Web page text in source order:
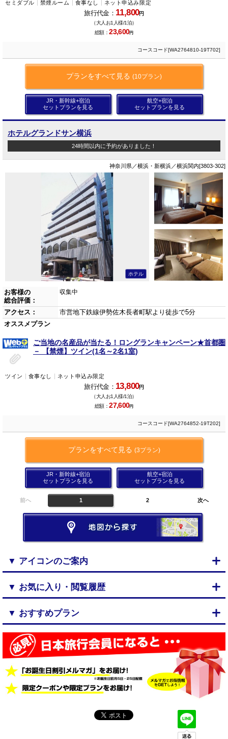
セミダブル 禁煙ルーム 食事なし ネット申込み限定
旅行代金： 11,800円
（大人お1人様/1泊）
総額：23,600円
コースコード[WA2764810-19T702]
プランをすべて見る (10プラン)
JR・新幹線+宿泊
セットプランを見る
航空+宿泊
セットプランを見る
ホテルグランドサン横浜
24時間以内に予約がありました！
神奈川県／横浜・新横浜／横浜関内[3803-302]
ホテル
お客様の
総合評価：
収集中
アクセス：
市営地下鉄線伊勢佐木長者町駅より徒歩で5分
オススメプラン
ご当地の名産品が当たる！ロングランキャンペーン★首都圏
－ 【禁煙】ツイン(1名～2名1室)
ツイン 食事なし ネット申込み限定
旅行代金： 13,800円
（大人お1人様/1泊）
総額：27,600円
コースコード[WA2764852-19T202]
プランをすべて見る (3プラン)
JR・新幹線+宿泊
セットプランを見る
航空+宿泊
セットプランを見る
前へ 1 2 次へ
▼ アイコンのご案内
▼ お気に入り・閲覧履歴
▼ おすすめプラン